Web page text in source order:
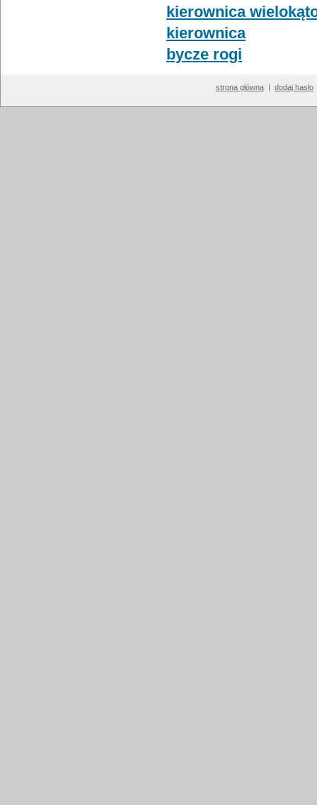
kierownica
kierownica
bycze rogi
strona główna | dodaj hasło